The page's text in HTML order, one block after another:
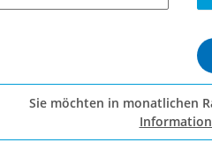
Sie möchten in monatlichen